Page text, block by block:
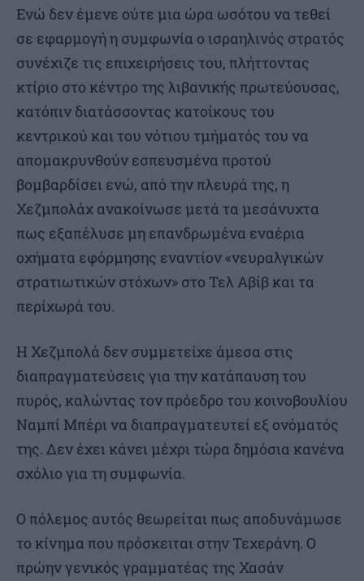
Ενώ δεν έμενε ούτε μια ώρα ωσότου να τεθεί
σε εφαρμογή η συμφωνία ο ισραηλινός στρατός
συνέχιζε τις επιχειρήσεις του, πλήττοντας
κτίριο στο κέντρο της λιβανικής πρωτεύουσας,
κατόπιν διατάσσοντας κατοίκους του
κεντρικού και του νότιου τμήματός του να
απομακρυνθούν εσπευσμένα προτού
βομβαρδίσει ενώ, από την πλευρά της, η
Χεζμπολάχ ανακοίνωσε μετά τα μεσάνυχτα
πως εξαπέλυσε μη επανδρωμένα εναέρια
οχήματα εφόρμησης εναντίον «νευραλγικών
στρατιωτικών στόχων» στο Τελ Αβίβ και τα
περίχωρά του.
Η Χεζμπολά δεν συμμετείχε άμεσα στις
διαπραγματεύσεις για την κατάπαυση του
πυρός, καλώντας τον πρόεδρο του κοινοβουλίου
Ναμπί Μπέρι να διαπραγματευτεί εξ ονόματός
της. Δεν έχει κάνει μέχρι τώρα δημόσια κανένα
σχόλιο για τη συμφωνία.
Ο πόλεμος αυτός θεωρείται πως αποδυνάμωσε
το κίνημα που πρόσκειται στην Τεχεράνη. Ο
πρώην γενικός γραμματέας της Χασάν